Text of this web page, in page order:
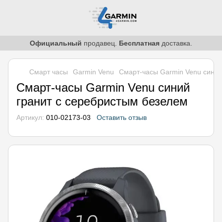
Официальный продавец. Бесплатная доставка.
Смарт часы Garmin Venu Смарт-часы Garmin Venu
Смарт-часы Garmin Venu синий
гранит с серебристым безелем
Артикул: 010-02173-03 Оставить отзыв